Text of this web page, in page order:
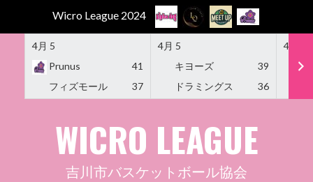
Wicro League 2024
4月 5
Prunus
41
フィズモール
37
4月 5
キヨーズ
39
ドラミングス
36
4月 5
WICRO LEAGUE
吉川市バスケットボール協会